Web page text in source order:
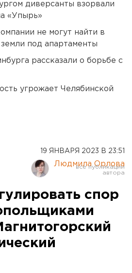
диверсанты взорвали
«Упырь»
не могут найти в
под апартаменты
рассказали о борьбе с
угрожает Челябинской
19 ЯНВАРЯ 2023 В 23:51
Людмила Орлова
спор